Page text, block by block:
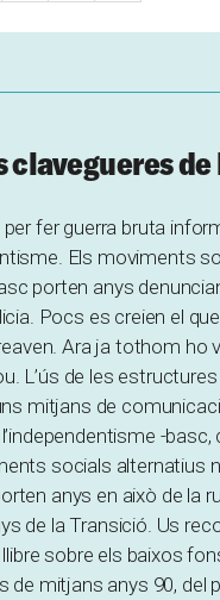
clavegueres de
fer guerra bruta
Els moviments
porten anys
Pocs es creien el
Ara ja tothom ho
L’ús de les estructures
mitjans de
-basc,
socials alternatius
anys en això de la
de la Transició. Us
llibre sobre els baixos
de mitjans anys 90, del